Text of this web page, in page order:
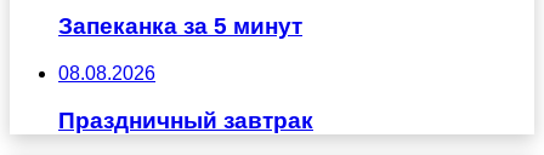
Запеканка за 5 минут
08.08.2026
Праздничный завтрак